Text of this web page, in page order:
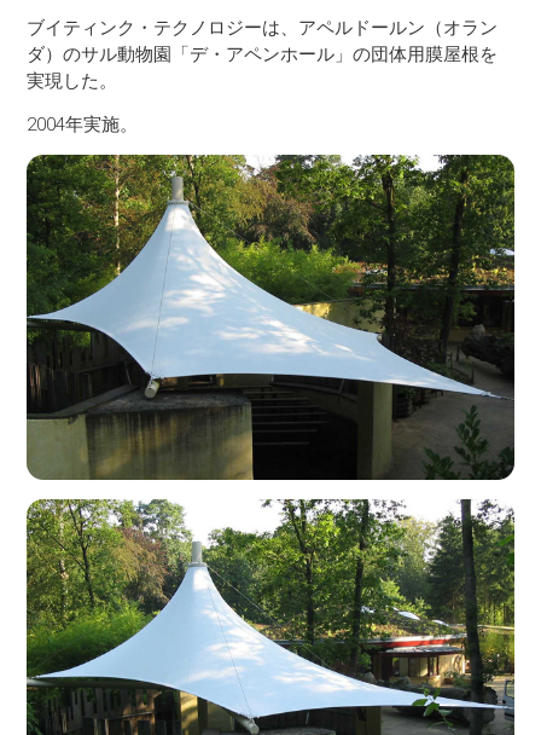
ブイティンク・テクノロジーは、アペルドールン（オラン
ダ）のサル動物園「デ・アペンホール」の団体用膜屋根を
実現した。
2004年実施。